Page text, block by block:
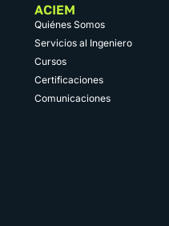
ACIEM
Quiénes Somos
Servicios al Ingeniero
Cursos
Certificaciones
Comunicaciones